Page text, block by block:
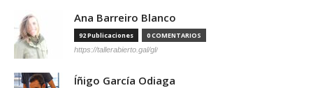
Ana Barreiro Blanco
92 Publicaciones 0 COMENTARIOS
https://tallerabierto.gal/gl/
Íñigo García Odiaga